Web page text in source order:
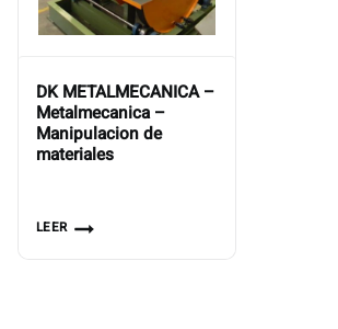
DK METALMECANICA –
Metalmecanica –
Manipulacion de
materiales
LEER